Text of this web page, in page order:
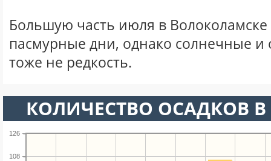
Большую часть июля в
пасмурные дни, однако солнечные
тоже не редкость.
КОЛИЧЕСТВО ОСАДКОВ
108
126